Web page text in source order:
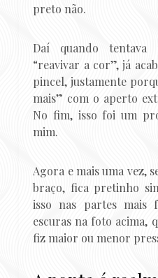
preto não.
Daí quando tentava
“reavivar a cor”, já
pincel, justamente
mais” com o aperto
No fim, isso foi um
mim.
Agora e mais uma vez,
braço, fica pretinho
isso nas partes mais
escuras na foto acima,
fiz maior ou menor